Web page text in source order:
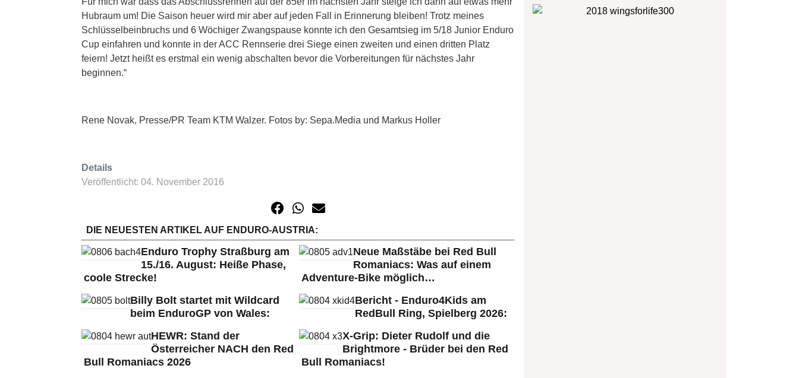
Hubraum um! Die Saison heuer wird mir aber auf jeden Fall in Erinnerung bleiben! Trotz meines
Schlüsselbeinbruchs und 6 Wöchiger Zwangspause konnte ich den Gesamtsieg im 5/18 Junior Enduro
Cup einfahren und konnte in der ACC Rennserie drei Siege einen zweiten und einen dritten Platz
feiern! Jetzt heißt es erstmal ein wenig abschalten bevor die Vorbereitungen für nächstes Jahr
beginnen.“
Rene Novak, Presse/PR Team KTM Walzer. Fotos by: Sepa.Media und Markus Holler
Details
Veröffentlicht: 04. November 2016
DIE NEUESTEN ARTIKEL AUF ENDURO-AUSTRIA:
Enduro Trophy Straßburg am
15./16. August: Heiße Phase,
coole Strecke!
Neue Maßstäbe bei Red Bull
Romaniacs: Was auf einem
Adventure-Bike möglich…
Billy Bolt startet mit Wildcard
beim EnduroGP von Wales:
Bericht - Enduro4Kids am
RedBull Ring, Spielberg 2026:
HEWR: Stand der
Österreicher NACH den Red
Bull Romaniacs 2026
X-Grip: Dieter Rudolf und die
Brightmore - Brüder bei den Red
Bull Romaniacs!